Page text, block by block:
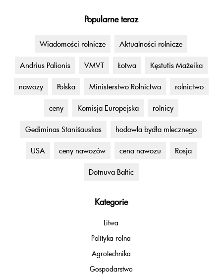
Popularne teraz
Wiadomości rolnicze Aktualności rolnicze
Andrius Palionis VMVT Łotwa Kęstutis Mažeika
nawozy Polska Ministerstwo Rolnictwa rolnictwo
ceny Komisja Europejska rolnicy
Gediminas Stanišauskas hodowla bydła mlecznego
USA ceny nawozów cena nawozu Rosja
Dotnuva Baltic
Kategorie
Litwa
Polityka rolna
Agrotechnika
Gospodarstwo